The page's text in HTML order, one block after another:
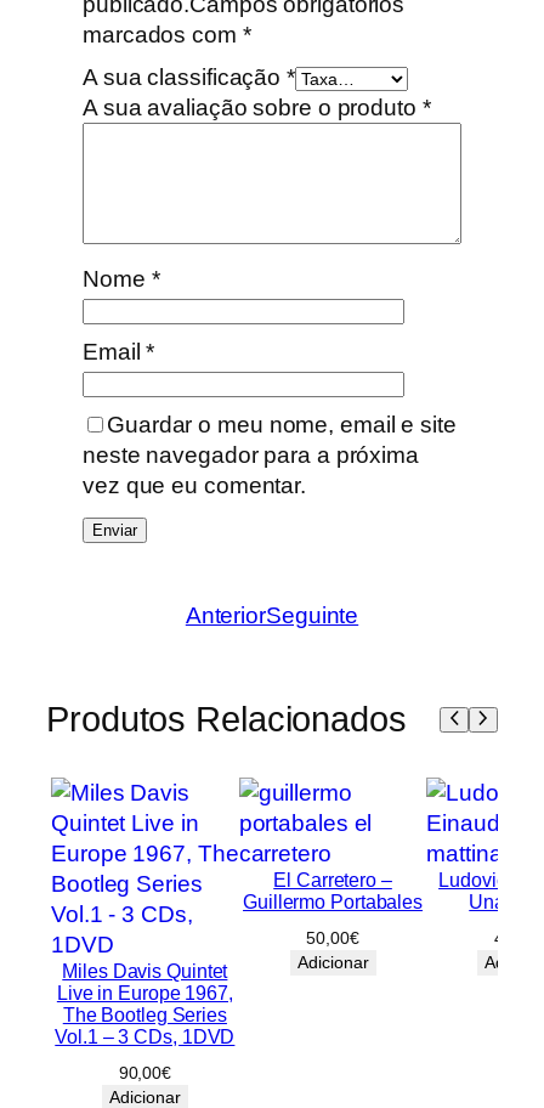
marcados com *
A sua classificação *
A sua avaliação sobre o produto *
Nome *
Email*
Guardar o meu nome, email e site
neste navegador para a próxima
vez que eu comentar.
AnteriorSeguinte
Produtos Relacionados
Miles Davis Quintet
Live in Europe 1967,
The Bootleg Series
Vol.1 – 3 CDs, 1DVD
90,00€
Adicionar
El Carretero –
Guillermo Portabales
50,00€
Adicionar
Ludovico
Una
40,00